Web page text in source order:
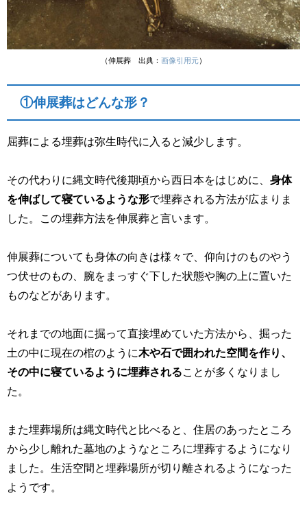
（伸展葬 出典： 画像引用元）
①伸展葬はどんな形？
屈葬による埋葬は弥生時代に入ると減少します。
その代わりに縄文時代後期頃から西日本をはじめに、 身体
を伸ばして寝ているような形で埋葬される方法が広まりま
した。この埋葬方法を伸展葬と言います。
伸展葬についても身体の向きは様々で、仰向けのものやう
つ伏せのもの、腕をまっすぐ下した状態や胸の上に置いた
ものなどがあります。
それまでの地面に掘って直接埋めていた方法から、掘った
土の中に現在の棺のように木や石で囲われた空間を作り、
その中に寝ているように埋葬される ことが多くなりまし
た。
また埋葬場所は縄文時代と比べると、住居のあったところ
から少し離れた墓地のようなところに埋葬するようになり
ました。生活空間と埋葬場所が切り離されるようになった
ようです。